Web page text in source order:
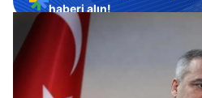
haberi alın!